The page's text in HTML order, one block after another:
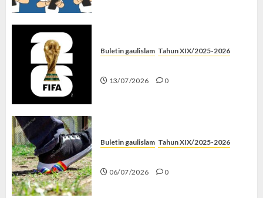
Buletin gaulislam Tahun XIX/2025-2026
13/07/2026 0
Buletin gaulislam Tahun XIX/2025-2026
06/07/2026 0